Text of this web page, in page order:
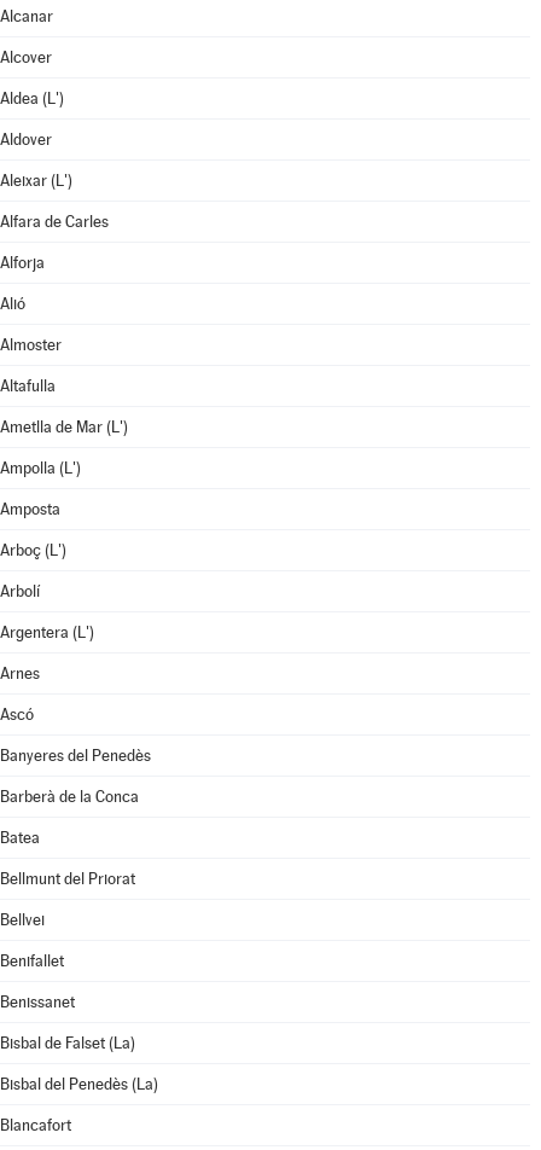
Alcanar
Alcover
Aldea (L')
Aldover
Aleixar (L')
Alfara de Carles
Alforja
Alió
Almoster
Altafulla
Ametlla de Mar (L')
Ampolla (L')
Amposta
Arboç (L')
Arbolí
Argentera (L')
Arnes
Ascó
Banyeres del Penedès
Barberà de la Conca
Batea
Bellmunt del Priorat
Bellvei
Benifallet
Benissanet
Bisbal de Falset (La)
Bisbal del Penedès (La)
Blancafort